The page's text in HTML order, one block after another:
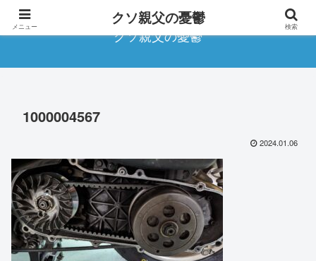
クソ親父の憂鬱
1000004567
2024.01.06
メニュー クソ親父の憂鬱 検索